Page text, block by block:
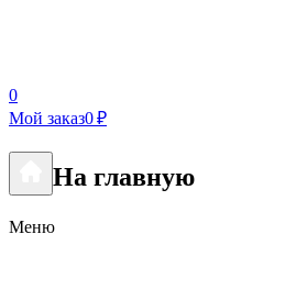
0
Мой заказ0 ₽
На главную
Меню